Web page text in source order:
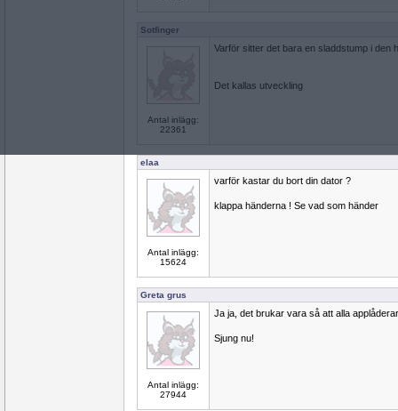
Sotfinger
Antal inlägg:
22361
Varför sitter det bara en sladdstump i den
Det kallas utveckling
elaa
Antal inlägg:
15624
varför kastar du bort din dator ?
klappa händerna ! Se vad som händer
Greta grus
Antal inlägg:
27944
Ja ja, det brukar vara så att alla
Sjung nu!